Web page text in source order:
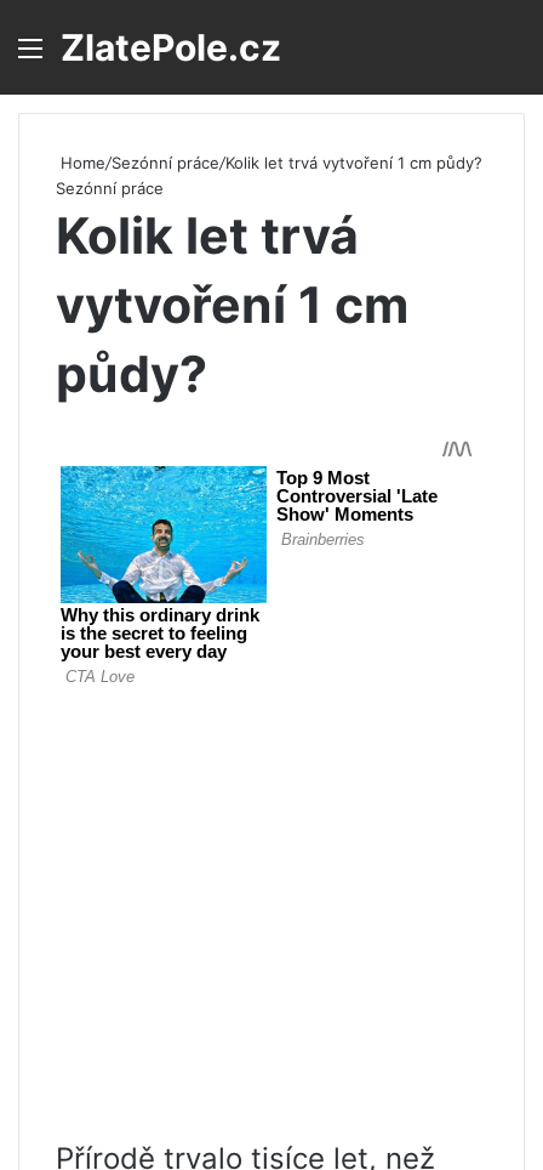
Menu
ZlatePole.cz
Home/Sezónní práce/Kolik let trvá vytvoření 1 cm půdy?
Sezónní práce
Kolik let trvá
vytvoření 1 cm
půdy?
Přírodě trvalo tisíce let, než